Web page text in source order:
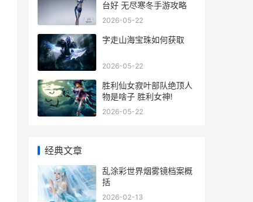
台好 无尽寒冬手游攻略
2026-05-22
字走山海宝珠如何获取
2026-05-22
胜利仙女寂叶部队绝顶人
物是啥子 胜利女神!
2026-05-22
经典文章
乱涂彩世界烟雾镜档案概
括
2026-02-13